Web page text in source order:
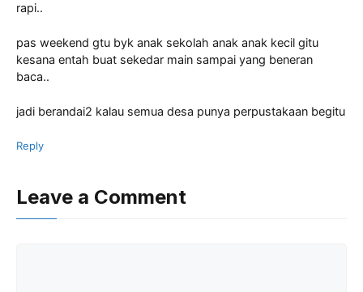
rapi..
pas weekend gtu byk anak sekolah anak anak kecil gitu
kesana entah buat sekedar main sampai yang beneran
baca..
jadi berandai2 kalau semua desa punya perpustakaan begitu
Reply
Leave a Comment